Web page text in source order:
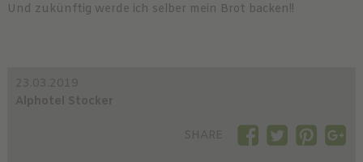
Und zukünftig werde ich selber mein Brot backen!!